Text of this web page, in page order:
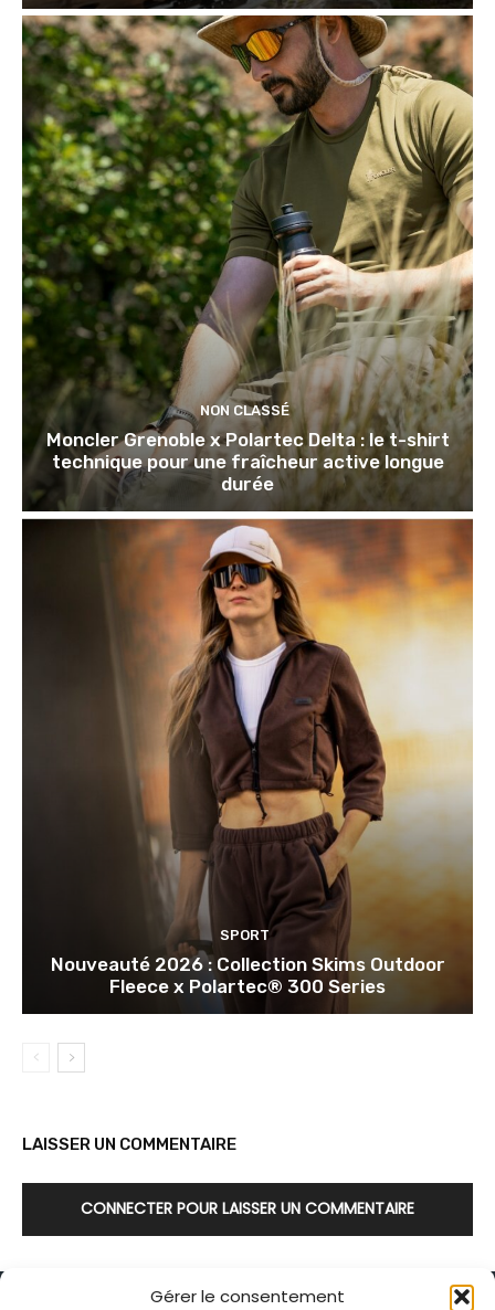
Gérer le consentement
NON CLASSÉ
Moncler Grenoble x Polartec Delta : le t-shirt
technique pour une fraîcheur active longue
durée
SPORT
Nouveauté 2026 : Collection Skims Outdoor
Fleece x Polartec® 300 Series
LAISSER UN COMMENTAIRE
CONNECTER POUR LAISSER UN COMMENTAIRE